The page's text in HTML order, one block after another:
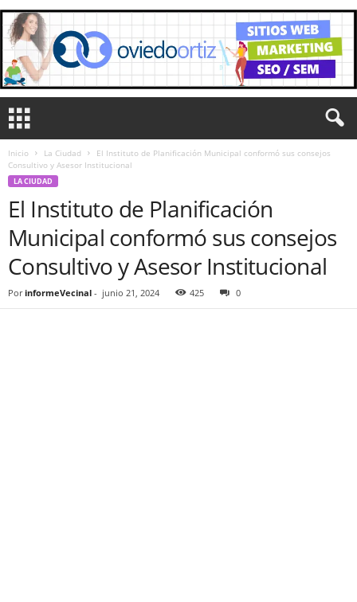
Inicio La Ciudad
El Instituto de Planificación Municipal conformó sus consejos
Consultivo y Asesor Institucional
LA CIUDAD
El Instituto de Planificación
Municipal conformó sus consejos
Consultivo y Asesor Institucional
Por informeVecinal - junio 21, 2024 425 0